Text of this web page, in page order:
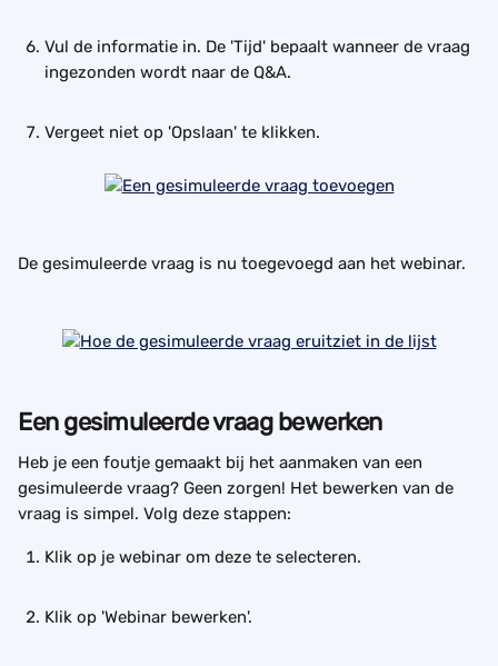
Vul de informatie in. De 'Tijd' bepaalt wanneer de vraag
ingezonden wordt naar de Q&A.
Vergeet niet op 'Opslaan' te klikken.
De gesimuleerde vraag is nu toegevoegd aan het webinar.
Een gesimuleerde vraag bewerken
Heb je een foutje gemaakt bij het aanmaken van een
gesimuleerde vraag? Geen zorgen! Het bewerken van de
vraag is simpel. Volg deze stappen:
Klik op je webinar om deze te selecteren.
Klik op 'Webinar bewerken'.